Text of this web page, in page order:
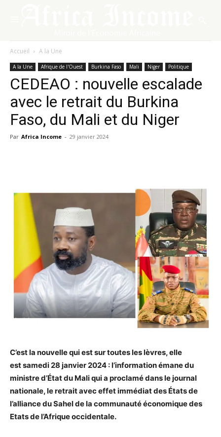
Accueil A la Une
A la Une Afrique de l'Ouest Burkina Faso Mali Niger Politique
CEDEAO : nouvelle escalade
avec le retrait du Burkina
Faso, du Mali et du Niger
Par Africa Income - 29 janvier 2024
C’est la nouvelle qui est sur toutes les lèvres, elle
est samedi 28 janvier 2024 : l’information émane du
ministre d’État du Mali qui a proclamé dans le journal
nationale, le retrait avec effet immédiat des États de
l’alliance du Sahel de la communauté économique des
Etats de l’Afrique occidentale.